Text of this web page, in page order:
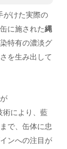
がけた実際の
に施された縄
特有の濃淡グ
を生み出して
術により、藍
で、缶体に忠
ンへの注目が